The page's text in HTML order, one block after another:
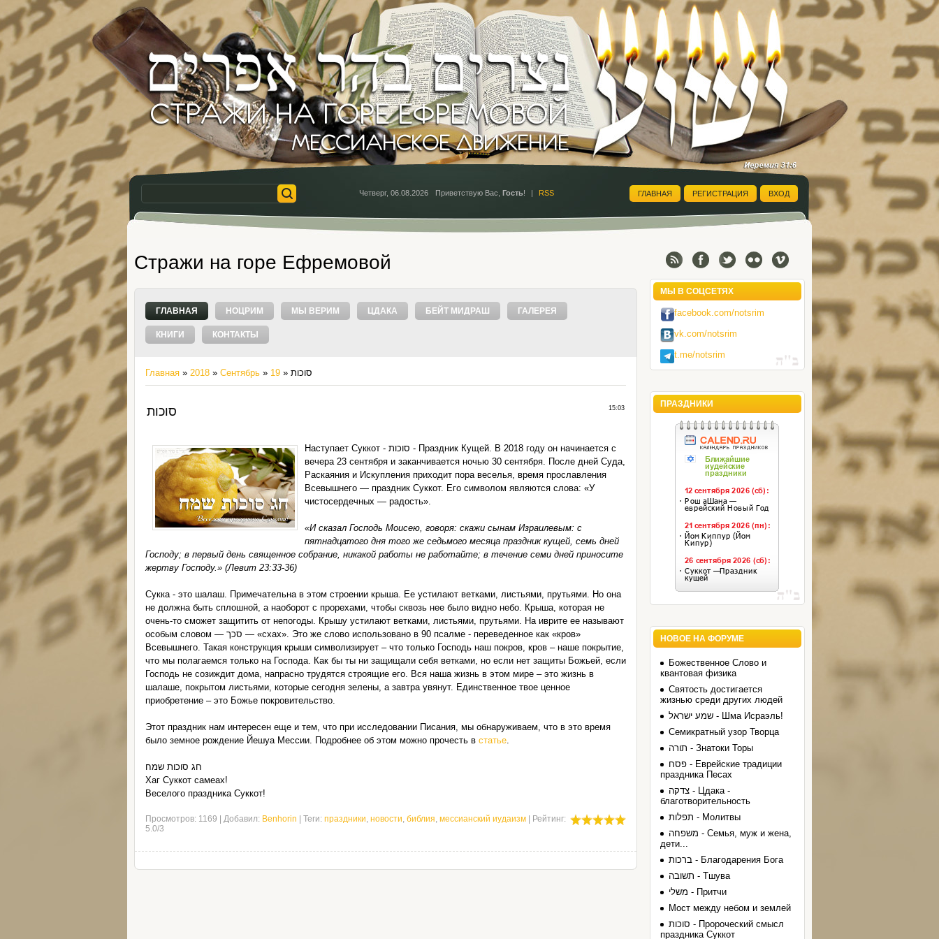
Четверг, 06.08.2026 Приветствую Вас Гость! | RSS ГЛАВНАЯ РЕГИСТРАЦИЯ ВХОД
Стражи на горе Ефремовой
ГЛАВНАЯ НОЦРИМ МЫ ВЕРИМ ЦДАКА БЕЙТ МИДРАШ ГАЛЕРЕЯ
КНИГИ КОНТАКТЫ
Главная » 2018 » Сентябрь » 19 » סוכות
15:03 סוכות
Наступает Суккот - סוכות - Праздник Кущей. В 2018 году он начинается с
вечера 23 сентября и заканчивается ночью 30 сентября. После дней Суда,
Раскаяния и Искупления приходит пора веселья, время прославления
Всевышнего — праздник Суккот. Его символом являются слова: «У
чистосердечных — радость».
«И сказал Господь Моисею, говоря: скажи сынам Израилевым: с
пятнадцатого дня того же седьмого месяца праздник кущей, семь дней
Господу; в первый день священное собрание, никакой работы не работайте; в течение семи дней приносите
жертву Господу.» (Левит 23:33-36)
Сукка - это шалаш. Примечательна в этом строении крыша. Ее устилают ветками, листьями, прутьями. Но она
не должна быть сплошной, а наоборот с прорехами, чтобы сквозь нее было видно небо. Крыша, которая не
очень-то сможет защитить от непогоды. Крышу устилают ветками, листьями, прутьями. На иврите ее называют
особым словом — סכך — «схах». Это же слово использовано в 90 псалме - переведенное как «кров»
Всевышнего. Такая конструкция крыши символизирует – что только Господь наш покров, кров – наше покрытие,
что мы полагаемся только на Господа. Как бы ты ни защищали себя ветками, но если нет защиты Божьей, если
Господь не созиждит дома, напрасно трудятся строящие его. Вся наша жизнь в этом мире – это жизнь в
шалаше, покрытом листьями, которые сегодня зелены, а завтра увянут. Единственное твое ценное
приобретение – это Божье покровительство.
Этот праздник нам интересен еще и тем, что при исследовании Писания, мы обнаруживаем, что в это время
было земное рождение Йешуа Мессии. Подробнее об этом можно прочесть в статье.
חג סוכות שמח
Хаг Суккот самеах!
Веселого праздника Суккот!
Просмотров: 1169 Добавил: Benhorin Теги: праздники, новости, библия, мессианский иудаизм Рейтинг:
5.0/3
МЫ В СОЦСЕТЯХ
facebook.com/notsrim
vk.com/notsrim
t.me/notsrim
ПРАЗДНИКИ
НОВОЕ НА ФОРУМЕ
Божественное Слово и
квантовая физика
Святость достигается
жизнью среди других людей
שמע ישראל - Шма Исраэль!
Семикратный узор Творца
תורה - Знатоки Торы
פסח - Еврейские традиции
праздника Песах
צדקה - Цдака -
благотворительность
תפלות - Молитвы
משפחה - Семья, муж и жена,
дети...
ברכות - Благодарения Бога
תשובה - Тшува
משלי - Притчи
Мост между небом и землей
סוכות - Пророческий смысл
праздника Суккот